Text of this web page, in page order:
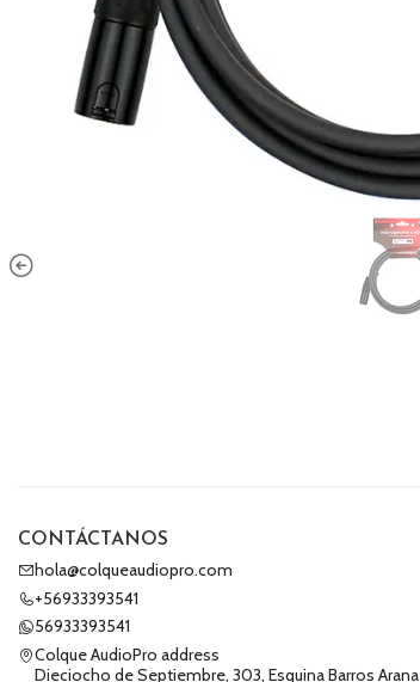
CONTÁCTANOS
hola@colqueaudiopro.com
+56933393541
56933393541
Colque AudioPro address
Dieciocho de Septiembre, 303, Esquina Barros Arana